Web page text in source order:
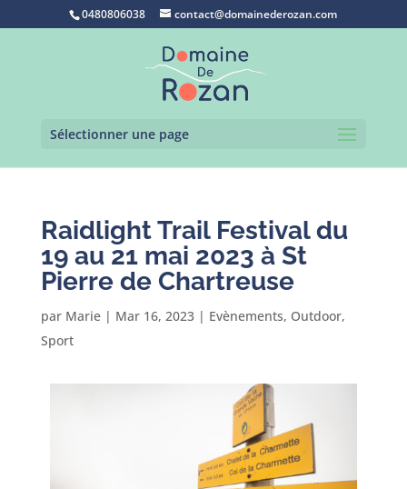
0480806038 contact@domainederozan.com
Sélectionner une page
Raidlight Trail Festival du
19 au 21 mai 2023 à St
Pierre de Chartreuse
par Marie| Mar 16, 2023| Evènements, Outdoor,
Sport